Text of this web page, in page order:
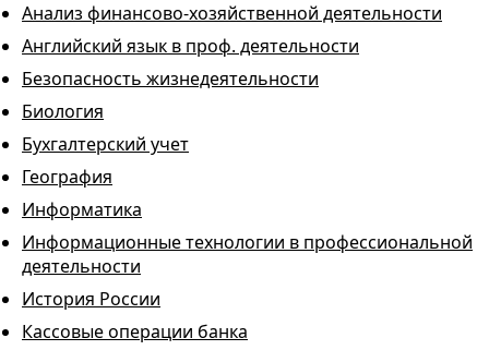
Анализ финансово-хозяйственной деятельности
Английский язык в проф. деятельности
Безопасность жизнедеятельности
Биология
Бухгалтерский учет
География
Информатика
Информационные технологии в профессиональной
деятельности
История России
Кассовые операции банка